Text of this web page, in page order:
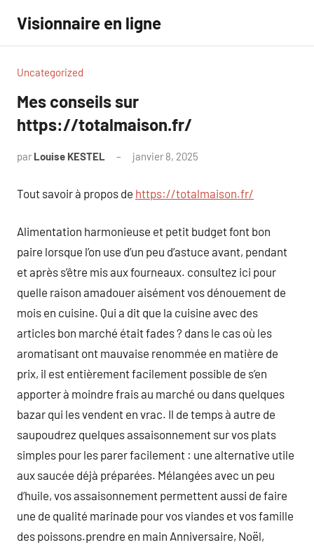
contenu
Visionnaire en ligne
Uncategorized
Mes conseils sur
https://totalmaison.fr/
par Louise KESTEL janvier 8, 2025
Tout savoir à propos de https://totalmaison.fr/
Alimentation harmonieuse et petit budget font bon
paire lorsque l’on use d’un peu d’astuce avant, pendant
et après s’être mis aux fourneaux. consultez ici pour
quelle raison amadouer aisément vos dénouement de
mois en cuisine. Qui a dit que la cuisine avec des
articles bon marché était fades ? dans le cas où les
aromatisant ont mauvaise renommée en matière de
prix, il est entièrement facilement possible de s’en
apporter à moindre frais au marché ou dans quelques
bazar qui les vendent en vrac. Il de temps à autre de
saupoudrez quelques assaisonnement sur vos plats
simples pour les parer facilement : une alternative utile
aux saucée déjà préparées. Mélangées avec un peu
d’huile, vos assaisonnement permettent aussi de faire
une de qualité marinade pour vos viandes et vos famille
des poissons.prendre en main Anniversaire, Noël,